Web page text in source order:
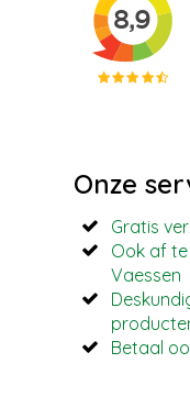
Onze
Gratis
Ook af te
Vaessen
Betaal